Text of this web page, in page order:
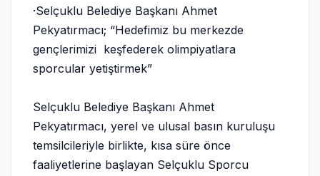
·Selçuklu Belediye Başkanı Ahmet
Pekyatırmacı; “Hedefimiz bu merkezde
gençlerimizi keşfederek olimpiyatlara
sporcular yetiştirmek”
Selçuklu Belediye Başkanı Ahmet
Pekyatırmacı, yerel ve ulusal basın kuruluşu
temsilcileriyle birlikte, kısa süre önce
faaliyetlerine başlayan Selçuklu Sporcu